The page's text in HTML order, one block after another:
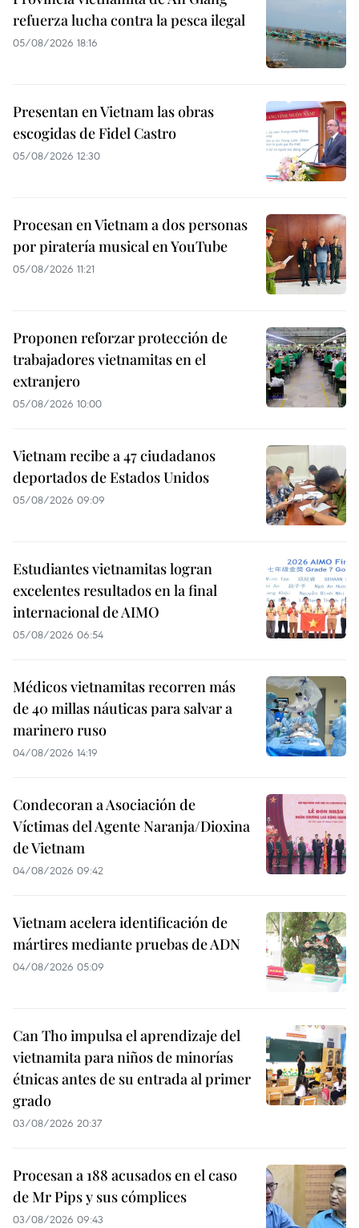
refuerza lucha contra la pesca ilegal
05/08/2026 18:16
Presentan en Vietnam las obras
escogidas de Fidel Castro
05/08/2026 12:30
Procesan en Vietnam a dos personas
por piratería musical en YouTube
05/08/2026 11:21
Proponen reforzar protección de
trabajadores vietnamitas en el
extranjero
05/08/2026 10:00
Vietnam recibe a 47 ciudadanos
deportados de Estados Unidos
05/08/2026 09:09
Estudiantes vietnamitas logran
excelentes resultados en la final
internacional de AIMO
05/08/2026 06:54
Médicos vietnamitas recorren más
de 40 millas náuticas para salvar a
marinero ruso
04/08/2026 14:19
Condecoran a Asociación de
Víctimas del Agente Naranja/Dioxina
de Vietnam
04/08/2026 09:42
Vietnam acelera identificación de
mártires mediante pruebas de ADN
04/08/2026 05:09
Can Tho impulsa el aprendizaje del
vietnamita para niños de minorías
étnicas antes de su entrada al primer
grado
03/08/2026 20:37
Procesan a 188 acusados en el caso
de Mr Pips y sus cómplices
03/08/2026 09:43